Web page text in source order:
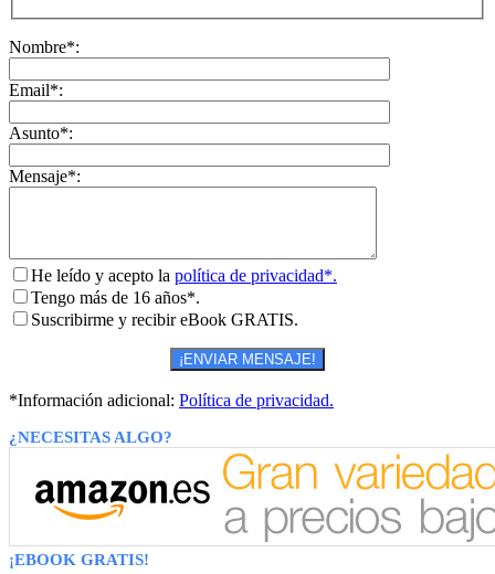
Nombre*:
Email*:
Asunto*:
Mensaje*:
He leído y acepto la política de privacidad*.
Tengo más de 16 años*.
Suscribirme y recibir eBook GRATIS.
*Información adicional: Política de privacidad.
¿NECESITAS ALGO?
¡EBOOK GRATIS!